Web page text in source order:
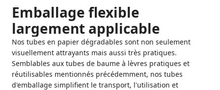
Emballage flexible
largement applicable
Nos tubes en papier dégradables sont non seulement
visuellement attrayants mais aussi très pratiques.
Semblables aux tubes de baume à lèvres pratiques et
réutilisables mentionnés précédemment, nos tubes
d'emballage simplifient le transport, l'utilisation et